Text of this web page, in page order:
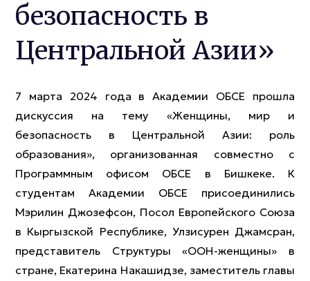
безопасность в
Центральной Азии»
7 марта 2024 года в Академии ОБСЕ прошла
дискуссия на тему «Женщины, мир и
безопасность в Центральной Азии: роль
образования», организованная совместно с
Программным офисом ОБСЕ в Бишкеке. К
студентам Академии ОБСЕ присоединились
Мэрилин Джозефсон, Посол Европейского Союза
в Кыргызской Республике, Улзисурен Джамсран,
представитель Структуры «ООН-женщины» в
стране, Екатерина Накашидзе, заместитель главы